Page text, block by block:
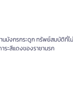
มังกรกระดูก ทรัพย์สมบัติที่
ระสีแดงของราชานรก